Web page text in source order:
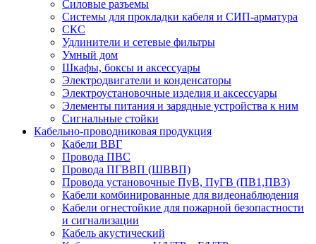
Силовые разъемы
Системы для прокладки кабеля и СИП-арматура
СКС
Удлинители и сетевые фильтры
Умный дом
Шкафы, боксы и аксессуары
Электродвигатели и конденсаторы
Электроустановочные изделия и аксессуары
Элементы питания и зарядные устройства к ним
Сигнальные стойки
Кабельно-проводниковая продукция
Кабели ВВГ
Провода ПВС
Провода ПГВВП (ШВВП)
Провода установочные ПуВ, ПуГВ (ПВ1,ПВ3)
Кабели комбинированные для видеонаблюдения
Кабели огнестойкие для пожарной безопастности
и сигнализации
Кабель акустический